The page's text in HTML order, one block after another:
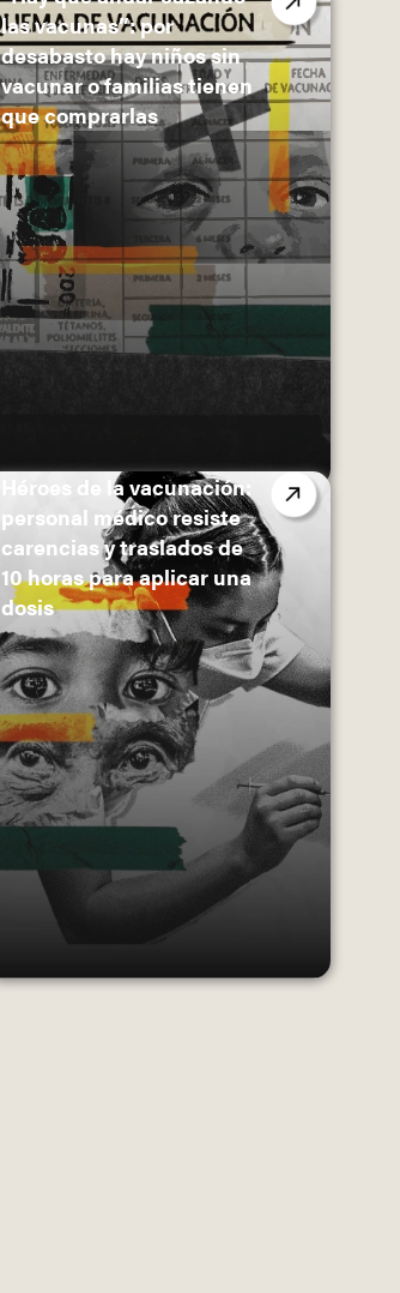
las vacunas”: por
desabasto hay niños sin
vacunar o familias tienen
que comprarlas
Héroes de la vacunación:
personal médico resiste
carencias y traslados de
10 horas para aplicar una
dosis